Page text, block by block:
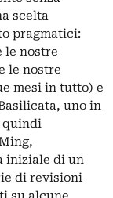
scelta
pragmatici:
le nostre
le nostre
mesi in tutto) e
uno in
quindi
iniziale di un
di revisioni